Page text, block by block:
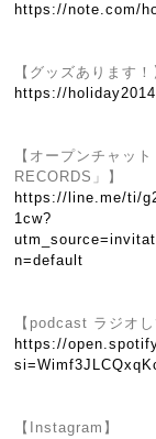
https://note.com/
【グッズあります！
https://
【オープンチャッ
RECORDS」】
https://line.me/ti/
1cw?
n=default
【podcast ラジオし
https://
【Instagram】